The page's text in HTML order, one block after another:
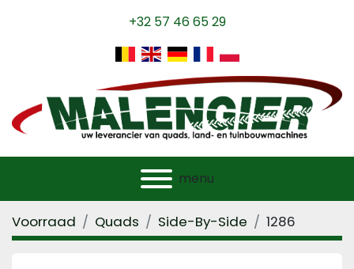
+32 57 46 65 29
menu
Voorraad Quads Side-By-Side 1286